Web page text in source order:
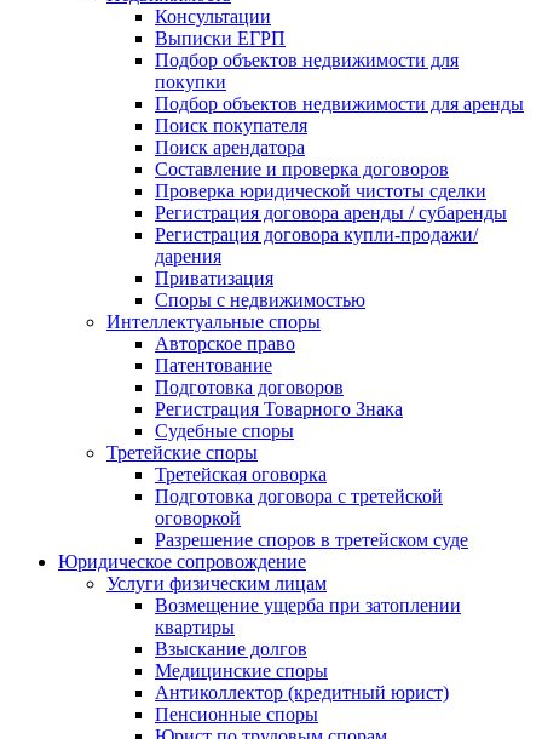
Консультации
Выписки ЕГРП
Подбор объектов недвижимости для
покупки
Подбор объектов недвижимости для аренды
Поиск покупателя
Поиск арендатора
Составление и проверка договоров
Проверка юридической чистоты сделки
Регистрация договора аренды / субаренды
Регистрация договора купли-продажи/
дарения
Приватизация
Cпоры с недвижимостью
Интеллектуальные споры
Авторское право
Патентование
Подготовка договоров
Регистрация Товарного Знака
Судебные споры
Третейские споры
Третейская оговорка
Подготовка договора с третейской
оговоркой
Разрешение споров в третейском суде
Юридическое сопровождение
Услуги физическим лицам
Возмещение ущерба при затоплении
квартиры
Взыскание долгов
Медицинские споры
Антиколлектор (кредитный юрист)
Пенсионные споры